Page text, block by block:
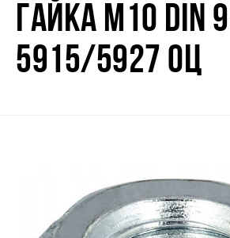
ГАЙКА M10 DIN
5915/5927 ОЦ